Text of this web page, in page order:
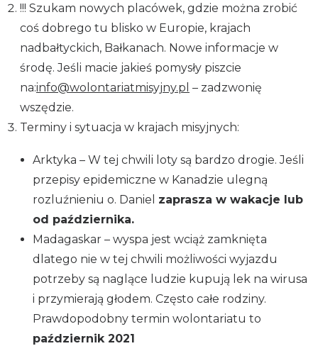
!!! Szukam nowych placówek, gdzie można zrobić
coś dobrego tu blisko w Europie, krajach
nadbałtyckich, Bałkanach. Nowe informacje w
środę. Jeśli macie jakieś pomysły piszcie
na:info@wolontariatmisyjny.pl – zadzwonię
wszędzie.
Terminy i sytuacja w krajach misyjnych:
Arktyka – W tej chwili loty są bardzo drogie. Jeśli
przepisy epidemiczne w Kanadzie ulegną
rozluźnieniu o. Daniel zaprasza w wakacje lub
od października.
Madagaskar – wyspa jest wciąż zamknięta
dlatego nie w tej chwili możliwości wyjazdu
potrzeby są naglące ludzie kupują lek na wirusa
i przymierają głodem. Często całe rodziny.
Prawdopodobny termin wolontariatu to
październik 2021